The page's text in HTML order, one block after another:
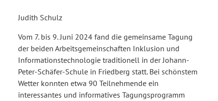
Judith Schulz
Vom 7. bis 9. Juni 2024 fand die gemeinsame Tagung
der beiden Arbeitsgemeinschaften Inklusion und
Informationstechnologie traditionell in der Johann-
Peter-Schäfer-Schule in Friedberg statt. Bei schönstem
Wetter konnten etwa 90 Teilnehmende ein
interessantes und informatives Tagungsprogramm